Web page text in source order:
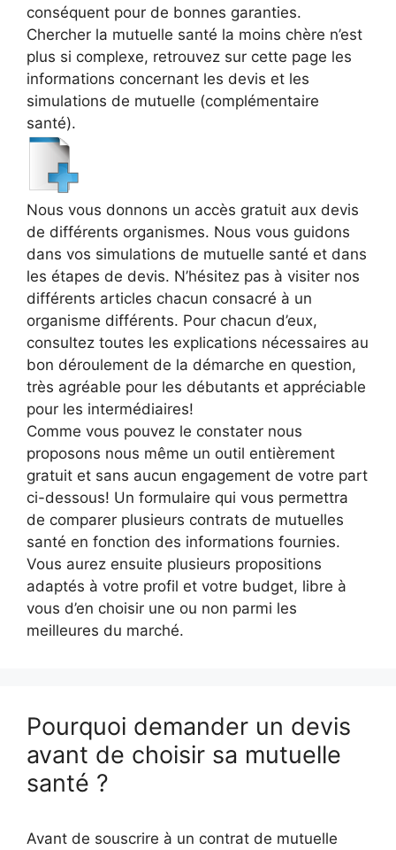
conséquent pour de bonnes garanties.
Chercher la mutuelle santé la moins chère n’est
plus si complexe, retrouvez sur cette page les
informations concernant les devis et les
simulations de mutuelle (complémentaire
santé).
Nous vous donnons un accès gratuit aux devis
de différents organismes. Nous vous guidons
dans vos simulations de mutuelle santé et dans
les étapes de devis. N’hésitez pas à visiter nos
différents articles chacun consacré à un
organisme différents. Pour chacun d’eux,
consultez toutes les explications nécessaires au
bon déroulement de la démarche en question,
très agréable pour les débutants et appréciable
pour les intermédiaires!
Comme vous pouvez le constater nous
proposons nous même un outil entièrement
gratuit et sans aucun engagement de votre part
ci-dessous! Un formulaire qui vous permettra
de comparer plusieurs contrats de mutuelles
santé en fonction des informations fournies.
Vous aurez ensuite plusieurs propositions
adaptés à votre profil et votre budget, libre à
vous d’en choisir une ou non parmi les
meilleures du marché.
Pourquoi demander un devis
avant de choisir sa mutuelle
santé ?
Avant de souscrire à un contrat de mutuelle